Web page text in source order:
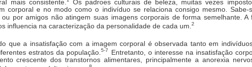
mais consistente.
Os padroes culturais de beleza, muitas vezes
corporal e no modo como o indivíduo se relaciona consigo mesmo.
por amigos não atingem suas imagens corporais de forma semelhante.
influencia na caracterização da personalidade de cada um. 2
que a insatisfação com a imagem corporal é observada tanto em
estratos da população.5-7
Entretanto, o interesse na insatisfação
crescente dos transtornos alimentares, principalmente a anorexia